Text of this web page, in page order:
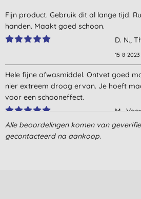
Fijn product. Gebruik dit al lange tijd.
handen. Maakt goed schoon.
D. N.,
15-8-2023
Hele fijne afwasmiddel. Ontvet goed
nier extreem droog ervan. Je hoeft
voor een schooneffect.
M.,
21-6-2022
Alle beoordelingen komen van
gecontacteerd na aankoop.